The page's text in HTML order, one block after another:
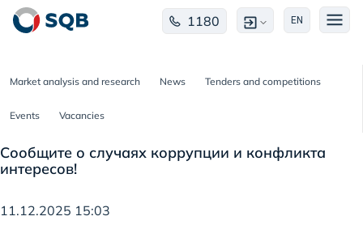
1180 EN
Market analysis and research News Tenders and competitions
Events Vacancies
Сообщите о случаях коррупции и конфликта
интересов!
11.12.2025 15:03